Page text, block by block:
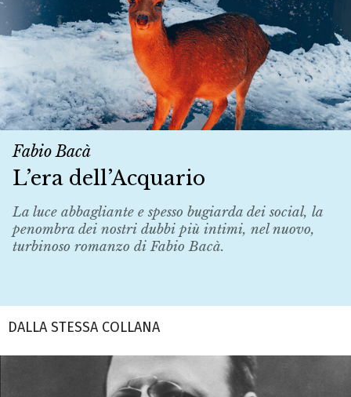
Fabio Bacà
L’era dell’Acquario
La luce abbagliante e spesso bugiarda dei social, la
penombra dei nostri dubbi più intimi, nel nuovo,
turbinoso romanzo di Fabio Bacà.
DALLA STESSA COLLANA